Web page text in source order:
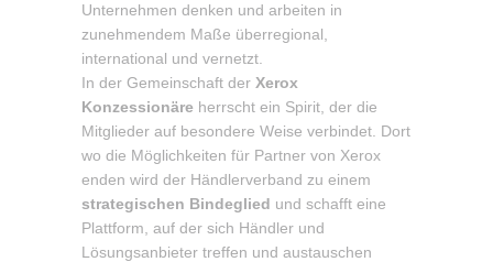
Unternehmen denken und arbeiten in
zunehmendem Maße überregional,
international und vernetzt.
In der Gemeinschaft der Xerox
Konzessionäre herrscht ein Spirit, der die
Mitglieder auf besondere Weise verbindet. Dort
wo die Möglichkeiten für Partner von Xerox
enden wird der Händlerverband zu einem
strategischen Bindeglied und schafft eine
Plattform, auf der sich Händler und
Lösungsanbieter treffen und austauschen